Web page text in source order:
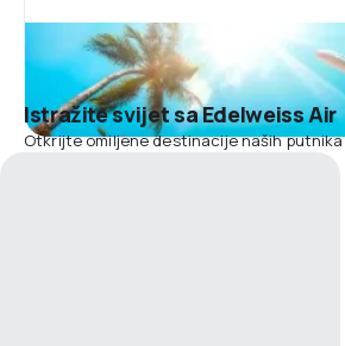
Istražite svijet sa Edelweiss Air
Otkrijte omiljene destinacije naših putnika